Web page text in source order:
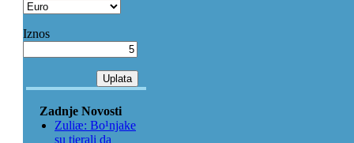
Iznos
Zadnje Novosti
Zuliæ: Bo¹njake
su tjerali da